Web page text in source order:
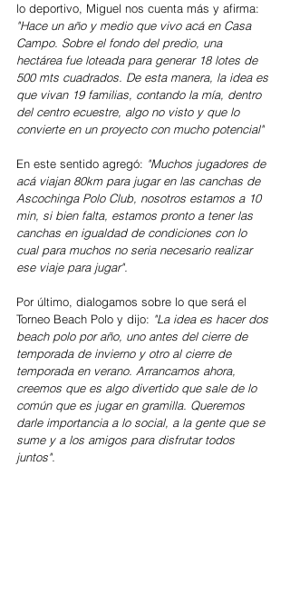
lo deportivo, Miguel nos cuenta más y afirma:
"Hace un año y medio que vivo acá en Casa
Campo. Sobre el fondo del predio, una
hectárea fue loteada para generar 18 lotes de
500 mts cuadrados. De esta manera, la idea es
que vivan 19 familias, contando la mía, dentro
del centro ecuestre, algo no visto y que lo
convierte en un proyecto con mucho potencial"
En este sentido agregó: "Muchos jugadores de
acá viajan 80km para jugar en las canchas de
Ascochinga Polo Club, nosotros estamos a 10
min, si bien falta, estamos pronto a tener las
canchas en igualdad de condiciones con lo
cual para muchos no seria necesario realizar
ese viaje para jugar".
Por último, dialogamos sobre lo que será el
Torneo Beach Polo y dijo: "La idea es hacer dos
beach polo por año, uno antes del cierre de
temporada de invierno y otro al cierre de
temporada en verano. Arrancamos ahora,
creemos que es algo divertido que sale de lo
común que es jugar en gramilla. Queremos
darle importancia a lo social, a la gente que se
sume y a los amigos para disfrutar todos
juntos".